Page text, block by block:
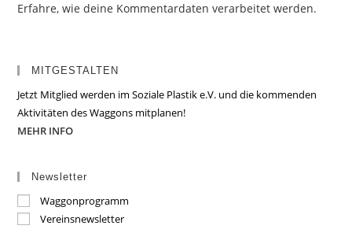
Erfahre, wie deine Kommentardaten verarbeitet werden.
MITGESTALTEN
Jetzt Mitglied werden im Soziale Plastik e.V. und die kommenden
Aktivitäten des Waggons mitplanen!
MEHR INFO
Newsletter
Waggonprogramm
Vereinsnewsletter